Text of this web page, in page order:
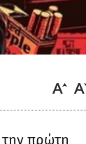
πρώτη